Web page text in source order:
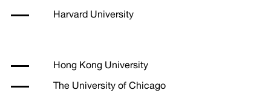
Harvard University
Hong Kong University
The University of Chicago